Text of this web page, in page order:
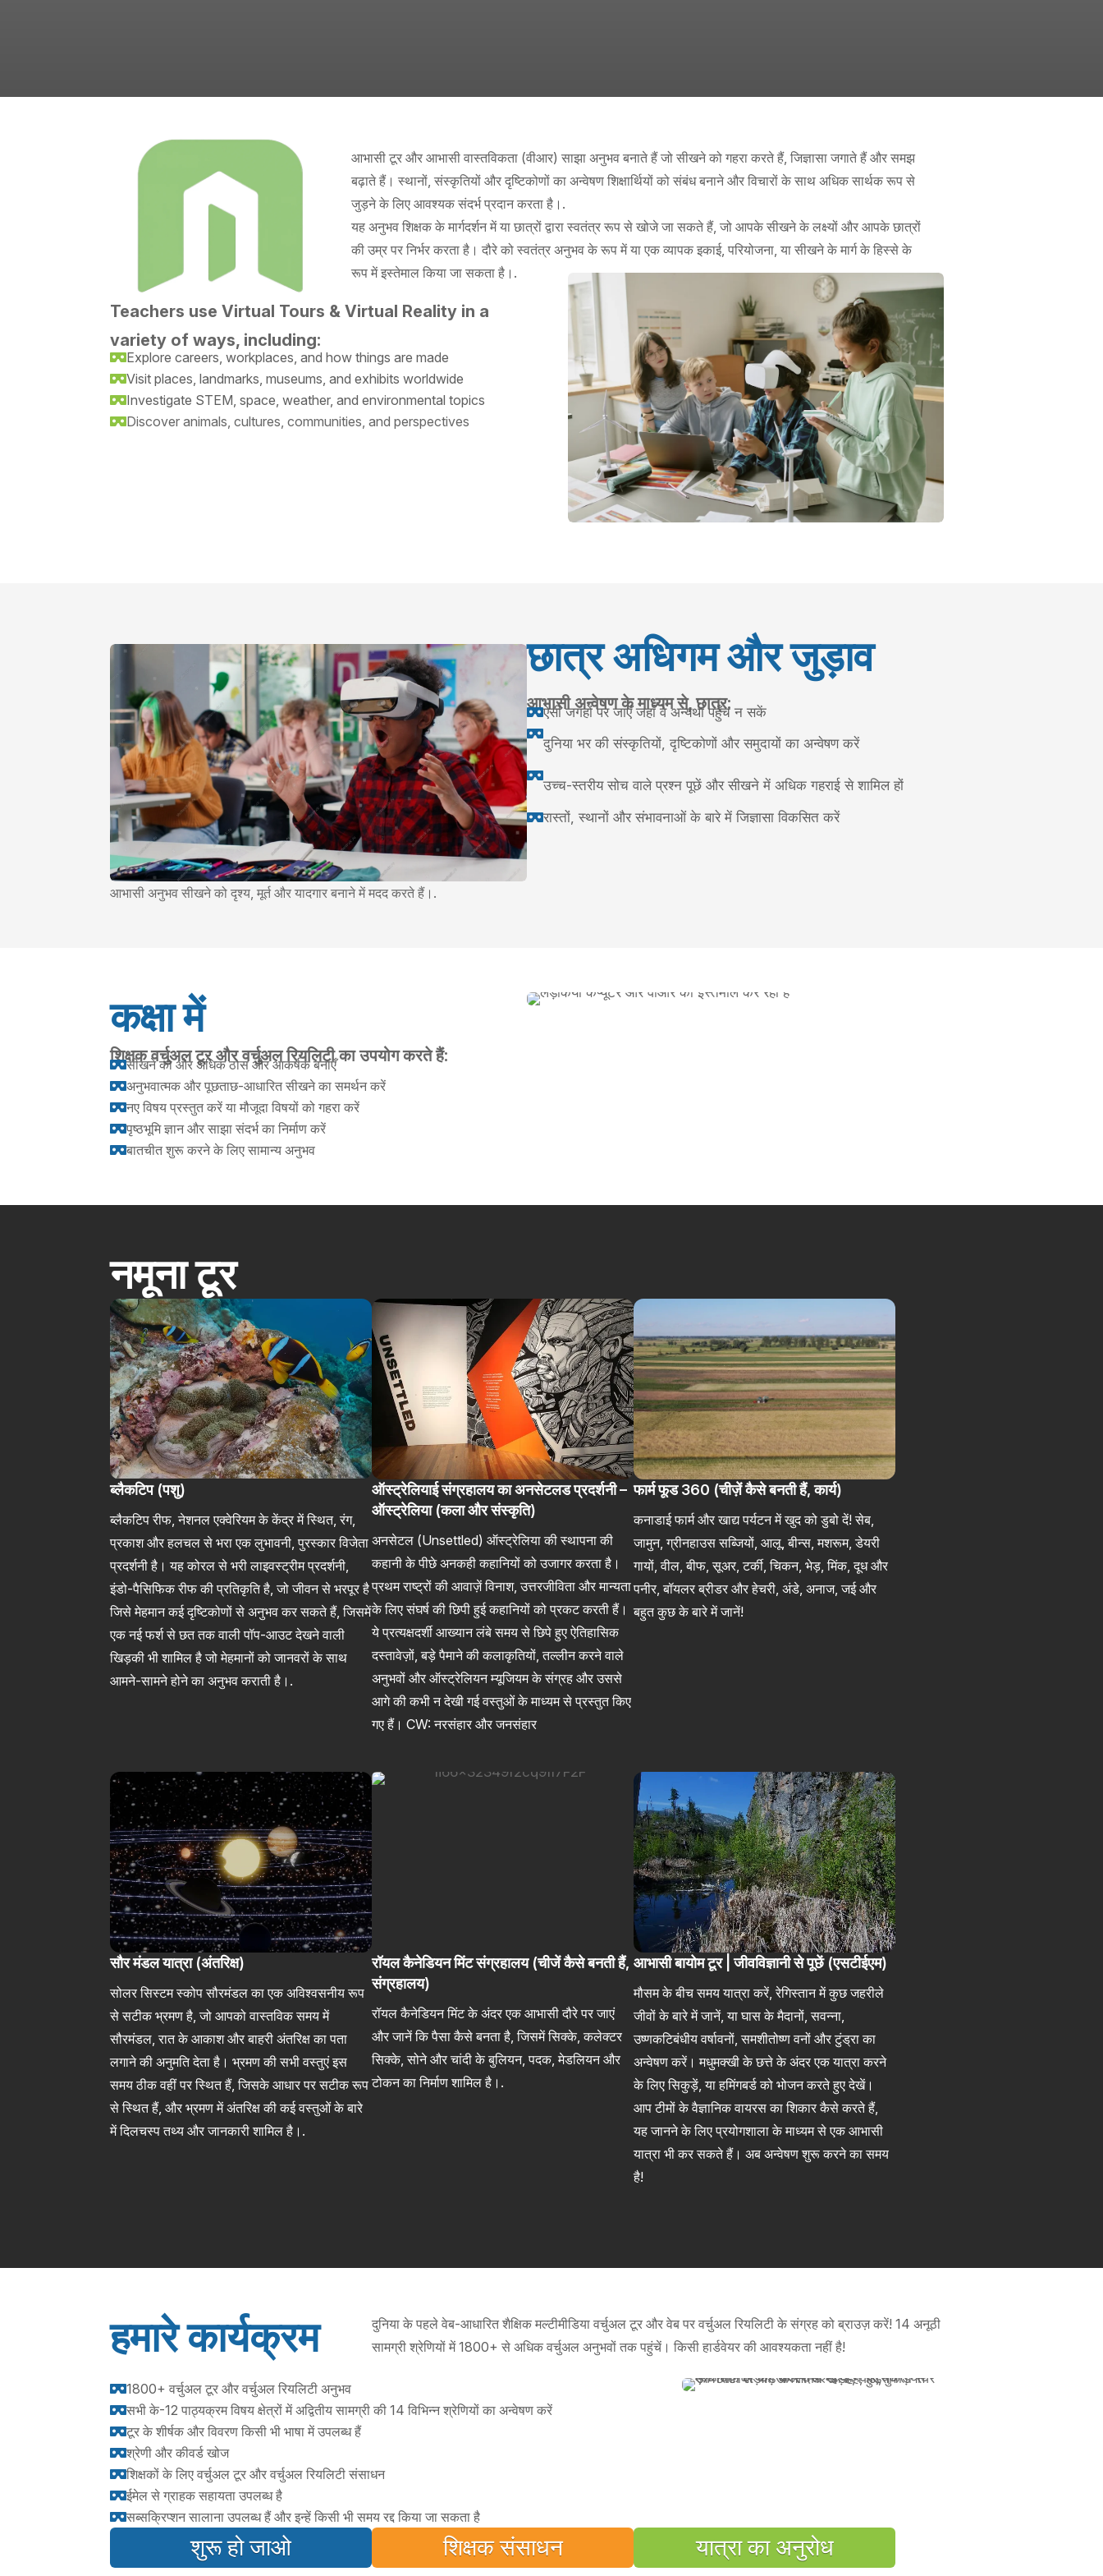
आभासी टूर और आभासी वास्तविकता (वीआर) साझा अनुभव बनाते हैं जो सीखने को गहरा करते हैं, जिज्ञासा जगाते हैं और समझ
बढ़ाते हैं। स्थानों, संस्कृतियों और दृष्टिकोणों का अन्वेषण शिक्षार्थियों को संबंध बनाने और विचारों के साथ अधिक सार्थक रूप से
जुड़ने के लिए आवश्यक संदर्भ प्रदान करता है।.
यह अनुभव शिक्षक के मार्गदर्शन में या छात्रों द्वारा स्वतंत्र रूप से खोजे जा सकते हैं, जो आपके सीखने के लक्ष्यों और आपके छात्रों
की उम्र पर निर्भर करता है। दौरे को स्वतंत्र अनुभव के रूप में या एक व्यापक इकाई, परियोजना, या सीखने के मार्ग के हिस्से के
रूप में इस्तेमाल किया जा सकता है।.
Teachers use Virtual Tours & Virtual Reality in a
variety of ways, including:
Explore careers, workplaces, and how things are made
Visit places, landmarks, museums, and exhibits worldwide
Investigate STEM, space, weather, and environmental topics
Discover animals, cultures, communities, and perspectives
आभासी अनुभव सीखने को दृश्य, मूर्त और यादगार बनाने में मदद करते हैं।.
छात्र अधिगम और जुड़ाव
आभासी अन्वेषण के माध्यम से, छात्र:
ऐसी जगहों पर जाएँ जहाँ वे अन्यथा पहुँच न सकें

दुनिया भर की संस्कृतियों, दृष्टिकोणों और समुदायों का अन्वेषण करें

उच्च-स्तरीय सोच वाले प्रश्न पूछें और सीखने में अधिक गहराई से शामिल हों
रास्तों, स्थानों और संभावनाओं के बारे में जिज्ञासा विकसित करें
कक्षा में
शिक्षक वर्चुअल टूर और वर्चुअल रियलिटी का उपयोग करते हैं:
सीखने को और अधिक ठोस और आकर्षक बनाएँ
अनुभवात्मक और पूछताछ-आधारित सीखने का समर्थन करें
नए विषय प्रस्तुत करें या मौजूदा विषयों को गहरा करें
पृष्ठभूमि ज्ञान और साझा संदर्भ का निर्माण करें
बातचीत शुरू करने के लिए सामान्य अनुभव
नमूना टूर
ब्लैकटिप (पशु)
ब्लैकटिप रीफ, नेशनल एक्वेरियम के केंद्र में स्थित, रंग,
प्रकाश और हलचल से भरा एक लुभावनी, पुरस्कार विजेता
प्रदर्शनी है। यह कोरल से भरी लाइवस्ट्रीम प्रदर्शनी,
इंडो-पैसिफिक रीफ की प्रतिकृति है, जो जीवन से भरपूर है
जिसे मेहमान कई दृष्टिकोणों से अनुभव कर सकते हैं, जिसमें
एक नई फर्श से छत तक वाली पॉप-आउट देखने वाली
खिड़की भी शामिल है जो मेहमानों को जानवरों के साथ
आमने-सामने होने का अनुभव कराती है।.
ऑस्ट्रेलियाई संग्रहालय का अनसेटलड प्रदर्शनी –
ऑस्ट्रेलिया (कला और संस्कृति)
अनसेटल (Unsettled) ऑस्ट्रेलिया की स्थापना की
कहानी के पीछे अनकही कहानियों को उजागर करता है।
प्रथम राष्ट्रों की आवाज़ें विनाश, उत्तरजीविता और मान्यता
के लिए संघर्ष की छिपी हुई कहानियों को प्रकट करती हैं।
ये प्रत्यक्षदर्शी आख्यान लंबे समय से छिपे हुए ऐतिहासिक
दस्तावेज़ों, बड़े पैमाने की कलाकृतियों, तल्लीन करने वाले
अनुभवों और ऑस्ट्रेलियन म्यूजियम के संग्रह और उससे
आगे की कभी न देखी गई वस्तुओं के माध्यम से प्रस्तुत किए
गए हैं। CW: नरसंहार और जनसंहार
फार्म फूड 360 ​​(चीज़ें कैसे बनती हैं, कार्य)
कनाडाई फार्म और खाद्य पर्यटन में खुद को डुबो दें! सेब,
जामुन, ग्रीनहाउस सब्जियों, आलू, बीन्स, मशरूम, डेयरी
गायों, वील, बीफ, सूअर, टर्की, चिकन, भेड़, मिंक, दूध और
पनीर, बॉयलर ब्रीडर और हेचरी, अंडे, अनाज, जई और
बहुत कुछ के बारे में जानें!
सौर मंडल यात्रा (अंतरिक्ष)
सोलर सिस्टम स्कोप सौरमंडल का एक अविश्वसनीय रूप
से सटीक भ्रमण है, जो आपको वास्तविक समय में
सौरमंडल, रात के आकाश और बाहरी अंतरिक्ष का पता
लगाने की अनुमति देता है। भ्रमण की सभी वस्तुएं इस
समय ठीक वहीं पर स्थित हैं, जिसके आधार पर सटीक रूप
से स्थित हैं, और भ्रमण में अंतरिक्ष की कई वस्तुओं के बारे
में दिलचस्प तथ्य और जानकारी शामिल है।.
रॉयल कैनेडियन मिंट संग्रहालय (चीजें कैसे बनती हैं,
संग्रहालय)
रॉयल कैनेडियन मिंट के अंदर एक आभासी दौरे पर जाएं
और जानें कि पैसा कैसे बनता है, जिसमें सिक्के, कलेक्टर
सिक्के, सोने और चांदी के बुलियन, पदक, मेडलियन और
टोकन का निर्माण शामिल है।.
आभासी बायोम टूर | जीवविज्ञानी से पूछें (एसटीईएम)
मौसम के बीच समय यात्रा करें, रेगिस्तान में कुछ जहरीले
जीवों के बारे में जानें, या घास के मैदानों, सवन्ना,
उष्णकटिबंधीय वर्षावनों, समशीतोष्ण वनों और टुंड्रा का
अन्वेषण करें। मधुमक्खी के छत्ते के अंदर एक यात्रा करने
के लिए सिकुड़ें, या हमिंगबर्ड को भोजन करते हुए देखें।
आप टीमों के वैज्ञानिक वायरस का शिकार कैसे करते हैं,
यह जानने के लिए प्रयोगशाला के माध्यम से एक आभासी
यात्रा भी कर सकते हैं। अब अन्वेषण शुरू करने का समय
है!
हमारे कार्यक्रम
दुनिया के पहले वेब-आधारित शैक्षिक मल्टीमीडिया वर्चुअल टूर और वेब पर वर्चुअल रियलिटी के संग्रह को ब्राउज़ करें! 14 अनूठी
सामग्री श्रेणियों में 1800+ से अधिक वर्चुअल अनुभवों तक पहुंचें। किसी हार्डवेयर की आवश्यकता नहीं है!
1800+ वर्चुअल टूर और वर्चुअल रियलिटी अनुभव
सभी के-12 पाठ्यक्रम विषय क्षेत्रों में अद्वितीय सामग्री की 14 विभिन्न श्रेणियों का अन्वेषण करें
टूर के शीर्षक और विवरण किसी भी भाषा में उपलब्ध हैं
श्रेणी और कीवर्ड खोज
शिक्षकों के लिए वर्चुअल टूर और वर्चुअल रियलिटी संसाधन
ईमेल से ग्राहक सहायता उपलब्ध है
सब्सक्रिप्शन सालाना उपलब्ध हैं और इन्हें किसी भी समय रद्द किया जा सकता है
शुरू हो जाओ शिक्षक संसाधन यात्रा का अनुरोध